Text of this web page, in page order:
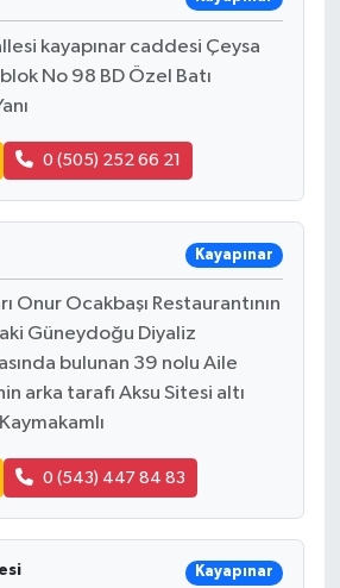
kayapınar caddesi Çeysa
No 98 BD Özel Batı
0 (505) 252 66 21
Kayapınar
Onur Ocakbaşı Restaurantının
Güneydoğu Diyaliz
bulunan 39 nolu Aile
arka tarafı Aksu Sitesi altı
0 (543) 447 84 83
Kayapınar